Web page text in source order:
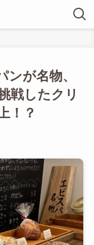
ンが名物、
戦したクリ
！？